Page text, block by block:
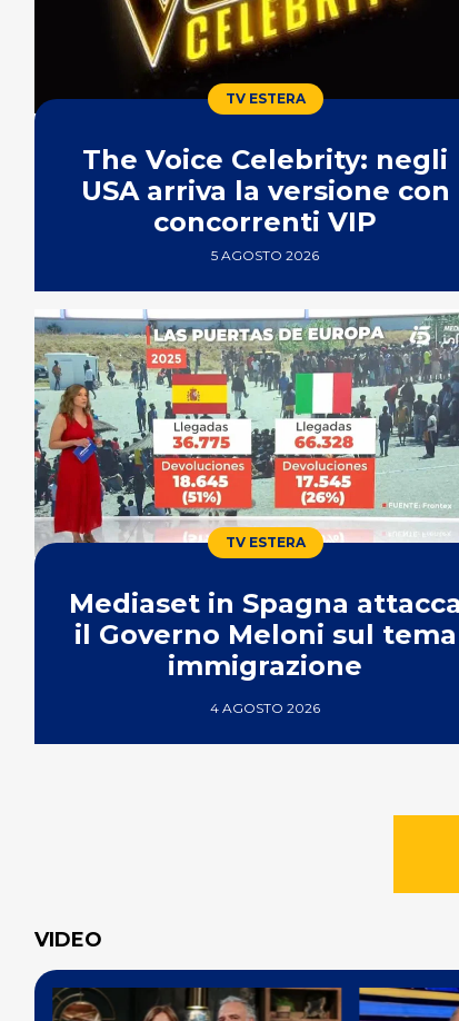
TV ESTERA
The Voice Celebrity: negli
USA arriva la versione con
concorrenti VIP
5 AGOSTO 2026
TV ESTERA
Mediaset in Spagna attacca
il Governo Meloni sul tema
immigrazione
4 AGOSTO 2026
VIDEO